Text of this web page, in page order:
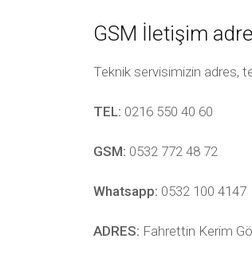
GSM İletişim
Teknik servisimizin adres,
TEL: 0216 550 40 60
GSM: 0532 772 48 72
Whatsapp: 0532 100 4147
ADRES: Fahrettin Kerim